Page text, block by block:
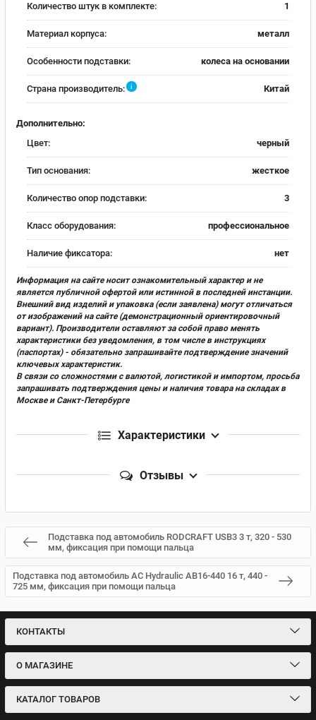
Количество штук в комплекте: 1
Материал корпуса: металл
Особенности подставки: колеса на основании
Страна производитель: i Китай
Дополнительно:
Цвет:
черный
Тип основания: жесткое
Количество опор подставки: 3
Класс оборудования: профессиональное
Наличие фиксатора: нет
Информация на сайте носит ознакомительный характер и не
является публичной офертой или истинной в последней инстанции.
Внешний вид изделий и упаковка (если заявлена) могут отличаться
от изображений на сайте (демонстрационный ориентировочный
вариант). Производители оставляют за собой право менять
характеристики без уведомления, в том числе в инструкциях
(паспортах) - обязательно запрашивайте подтверждение значений
ключевых характеристик.
В связи со сложностями с валютой, логистикой и импортом, просьба
запрашивать подтверждения цены и наличия товара на складах в
Москве и Санкт-Петербурге
Характеристики
Отзывы
Подставка под автомобиль RODCRAFT USB3 3 т, 320 - 530
мм, фиксация при помощи пальца
Подставка под автомобиль AC Hydraulic AB16-440 16 т, 440 -
725 мм, фиксация при помощи пальца
КОНТАКТЫ
О МАГАЗИНЕ
КАТАЛОГ ТОВАРОВ